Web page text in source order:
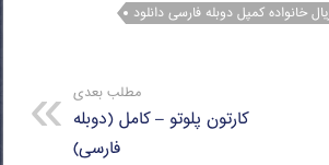
خانواده کمپل دوبله فارسی دانلود
مطلب بعدی
کارتون پلوتو – کامل (دوبله
فارسی)